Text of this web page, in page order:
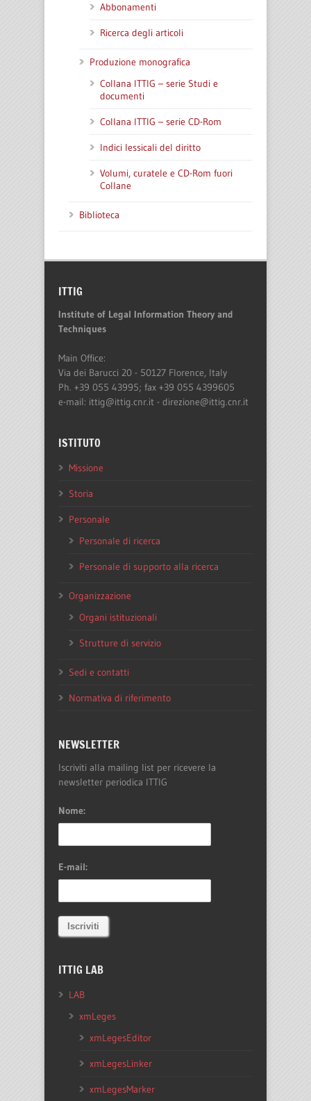
Abbonamenti
Ricerca degli articoli
Produzione monografica
Collana ITTIG – serie Studi e
documenti
Collana ITTIG – serie CD-Rom
Indici lessicali del diritto
Volumi, curatele e CD-Rom fuori
Collane
Biblioteca
ITTIG
Institute of Legal Information Theory and
Techniques
Main Office:
Via dei Barucci 20 - 50127 Florence, Italy
Ph. +39 055 43995; fax +39 055 4399605
e-mail: ittig@ittig.cnr.it - direzione@ittig.cnr.it
ISTITUTO
Missione
Storia
Personale
Personale di ricerca
Personale di supporto alla ricerca
Organizzazione
Organi istituzionali
Strutture di servizio
Sedi e contatti
Normativa di riferimento
NEWSLETTER
Iscriviti alla mailing list per ricevere la
newsletter periodica ITTIG
Nome:
E-mail:
ITTIG LAB
LAB
xmLeges
xmLegesEditor
xmLegesLinker
xmLegesMarker